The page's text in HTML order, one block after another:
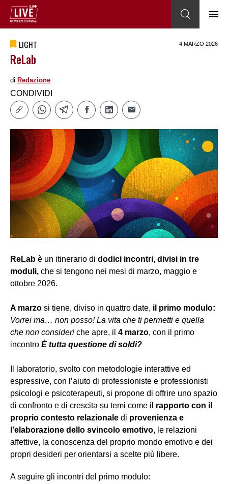
LIGHT 4 MARZO 2026
ReLab
di Redazione
CONDIVIDI
ReLab è un itinerario di dodici incontri, divisi in tre
moduli, che si tengono nei mesi di marzo, maggio e
ottobre 2026.
A marzo si tiene, diviso in quattro date, il primo modulo:
Vorrei ma… non posso! La vita che ti permetti e quella
che non consideri che apre, il 4 marzo, con il primo
incontro È tutta questione di soldi?
Il laboratorio, svolto con metodologie interattive ed
espressive, con l’aiuto di professioniste e professionisti
psicologi e psicoterapeuti, si propone di offrire uno spazio
di confronto e di crescita su temi come il rapporto con il
proprio contesto relazionale di provenienza e
l’elaborazione dello svincolo emotivo, le relazioni
affettive, la conoscenza del proprio mondo emotivo e dei
propri desideri per orientarsi a scelte più libere.
A seguire gli incontri del primo modulo: